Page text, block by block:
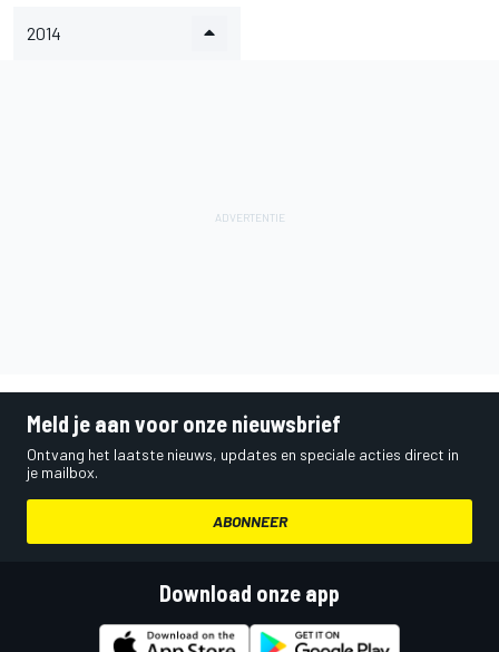
2014
Meld je aan voor onze nieuwsbrief
Ontvang het laatste nieuws, updates en speciale acties direct in
je mailbox.
ABONNEER
Download onze app